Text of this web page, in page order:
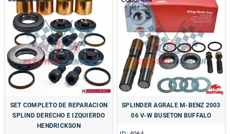
SET COMPLETO DE REPARACION
SPLIND DERECHO E IZQUIERDO
HENDRICKSON
SPLINDER AGRALE M-BENZ 2003
06 V-W BUSETON BUFFALO